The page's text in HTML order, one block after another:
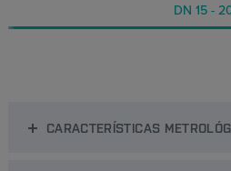
DN 15 -
CARACTERÍSTICAS